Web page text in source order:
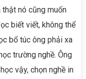
thật nó cũng muốn
biết viết, không thể
bổ túc ông phải xa
trường nghề. Ông
vậy, chọn nghề in